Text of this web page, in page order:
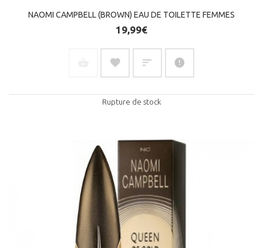
NAOMI CAMPBELL (BROWN) EAU DE TOILETTE FEMMES
19,99€
Rupture de stock